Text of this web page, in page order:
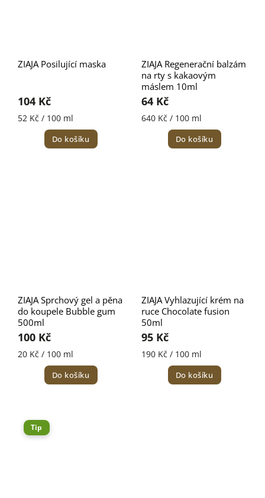
ZIAJA Posilující maska
104 Kč
52 Kč / 100 ml
Do košíku
ZIAJA Regenerační balzám
na rty s kakaovým
máslem 10ml
64 Kč
640 Kč / 100 ml
Do košíku
ZIAJA Sprchový gel a pěna
do koupele Bubble gum
500ml
100 Kč
20 Kč / 100 ml
Do košíku
ZIAJA Vyhlazující krém na
ruce Chocolate fusion
50ml
95 Kč
190 Kč / 100 ml
Do košíku
Tip